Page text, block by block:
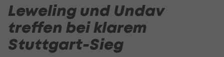
Leweling und Undav
treffen bei klarem
Stuttgart-Sieg